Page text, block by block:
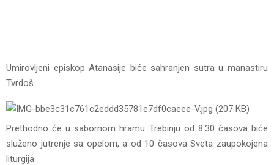
Umirovljeni episkop Atanasije biće sahranjen sutra u manastiru
Tvrdoš.
Prethodno će u sabornom hramu Trebinju od 8:30 časova biće
služeno jutrenje sa opelom, a od 10 časova Sveta zaupokojena
liturgija.